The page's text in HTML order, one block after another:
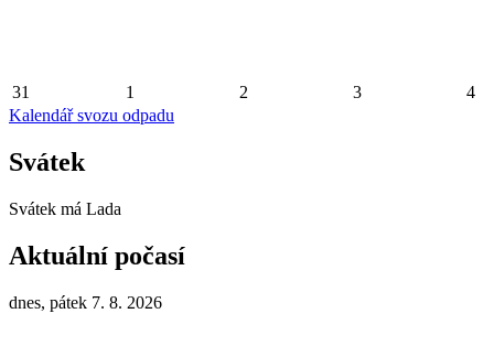
31 1 2 3
4
Kalendář svozu odpadu
Svátek
Svátek má Lada
Aktuální počasí
dnes, pátek 7. 8. 2026